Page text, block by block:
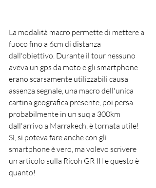
La modalità macro permette di mettere a
fuoco fino a 6cm di distanza
dall'obiettivo. Durante il tour nessuno
aveva un gps da moto e gli smartphone
erano scarsamente utilizzabili causa
assenza segnale, una macro dell'unica
cartina geografica presente, poi persa
probabilmente in un suq a 300km
dall'arrivo a Marrakech, è tornata utile!
Sì, si poteva fare anche con gli
smartphone è vero, ma volevo scrivere
un articolo sulla Ricoh GR III e questo è
quanto!